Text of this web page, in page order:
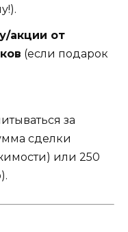
акции от
(если подарок
за
сделки
или 250